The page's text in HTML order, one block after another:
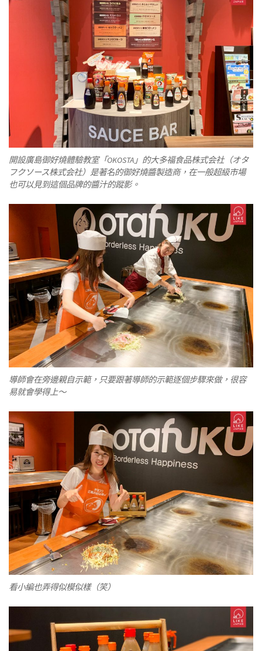
開設廣島御好燒體驗教室「OKOSTA」的大多福食品株式会社（オタ
フクソース株式会社）是著名的御好燒醬製造商，在一般超級市場
也可以見到這個品牌的醬汁的蹤影。
導師會在旁邊親自示範，只要跟著導師的示範逐個步驟來做，很容
易就會學得上～
看小編也弄得似模似樣（笑）